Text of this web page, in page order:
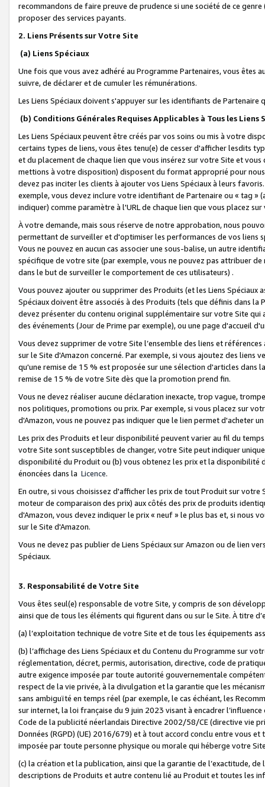
recommandons de faire preuve de prudence si une société de ce
proposer des services payants.
2. Liens Présents sur Votre Site
(a) Liens Spéciaux
Une fois que vous avez adhéré au Programme Partenaires, vous êtes
suivre, de déclarer et de cumuler les rémunérations.
Les Liens Spéciaux doivent s'appuyer sur les identifiants de Partenaire
(b) Conditions Générales Requises Applicables à Tous les Liens
Les Liens Spéciaux peuvent être créés par vos soins ou mis à votre
certains types de liens, vous êtes tenu(e) de cesser d'afficher lesdits
et du placement de chaque lien que vous insérez sur votre Site et
mettions à votre disposition) disposent du format approprié pour
devez pas inciter les clients à ajouter vos Liens Spéciaux à leurs
exemple, vous devez inclure votre identifiant de Partenaire ou « tag
indiquer) comme paramètre à l'URL de chaque lien que vous placez
À votre demande, mais sous réserve de notre approbation, nous
permettant de surveiller et d'optimiser les performances de vos liens
Vous ne pouvez en aucun cas associer une sous-balise, un autre
spécifique de votre site (par exemple, vous ne pouvez pas attribuer
dans le but de surveiller le comportement de ces utilisateurs) .
Vous pouvez ajouter ou supprimer des Produits (et les Liens
Spéciaux doivent être associés à des Produits (tels que définis dans
devez présenter du contenu original supplémentaire sur votre Site qui
des événements (Jour de Prime par exemple), ou une page d'accueil
Vous devez supprimer de votre Site l’ensemble des liens et
sur le Site d'Amazon concerné. Par exemple, si vous ajoutez des
qu'une remise de 15 % est proposée sur une sélection d'articles
remise de 15 % de votre Site dès que la promotion prend fin.
Vous ne devez réaliser aucune déclaration inexacte, trop vague,
nos politiques, promotions ou prix. Par exemple, si vous placez sur
d'Amazon, vous ne pouvez pas indiquer que le lien permet d'acheter
Les prix des Produits et leur disponibilité peuvent varier au fil du
votre Site sont susceptibles de changer, votre Site peut indiquer
disponibilité du Produit ou (b) vous obtenez les prix et la disponibilité
énoncées dans la Licence.
En outre, si vous choisissez d'afficher les prix de tout Produit sur
moteur de comparaison des prix) aux côtés des prix de produits
d'Amazon, vous devez indiquer le prix « neuf » le plus bas et, si nous
sur le Site d'Amazon.
Vous ne devez pas publier de Liens Spéciaux sur Amazon ou de lien
Spéciaux.
3. Responsabilité de Votre Site
Vous êtes seul(e) responsable de votre Site, y compris de son
ainsi que de tous les éléments qui figurent dans ou sur le Site. À titre
(a) l’exploitation technique de votre Site et de tous les équipements
(b) l’affichage des Liens Spéciaux et du Contenu du Programme sur
réglementation, décret, permis, autorisation, directive, code de
autre exigence imposée par toute autorité gouvernementale
respect de la vie privée, à la divulgation et la garantie que les
sans ambiguïté en temps réel (par exemple, le cas échéant, les
sur internet, la loi française du 9 juin 2023 visant à encadrer
Code de la publicité néerlandais Directive 2002/58/CE (directive vie
Données (RGPD) (UE) 2016/679) et à tout accord conclu entre vous
imposée par toute personne physique ou morale qui héberge votre
(c) la création et la publication, ainsi que la garantie de l’exactitude,
descriptions de Produits et autre contenu lié au Produit et toutes les